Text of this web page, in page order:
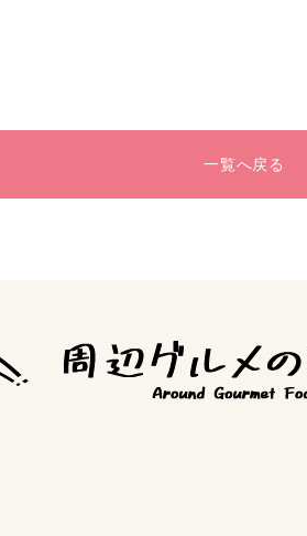
一覧へ戻る